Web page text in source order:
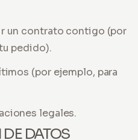
un contrato contigo (por
pedido).
(por ejemplo, para
legales.
DATOS